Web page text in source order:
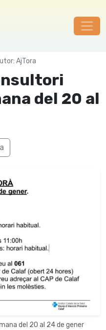
AjTora
del 20 al
del 20 al 24 de gener